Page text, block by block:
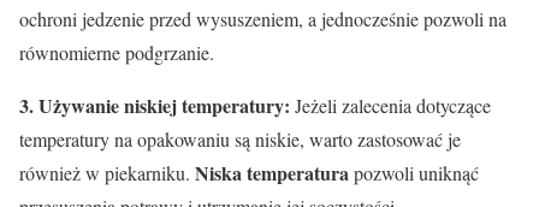
ochroni jedzenie przed wysuszeniem, a jednocześnie pozwoli na
równomierne podgrzanie.
3. Używanie niskiej temperatury: Jeżeli zalecenia dotyczące
temperatury na opakowaniu są niskie, warto zastosować je
również w piekarniku. Niska temperaturapozwoli uniknąć